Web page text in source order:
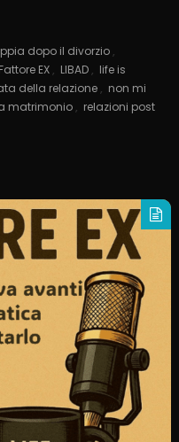
dopo il divorzio ,
Fattore EX , LIBAD , life is
della relazione , non mi
matrimonio , relazioni post